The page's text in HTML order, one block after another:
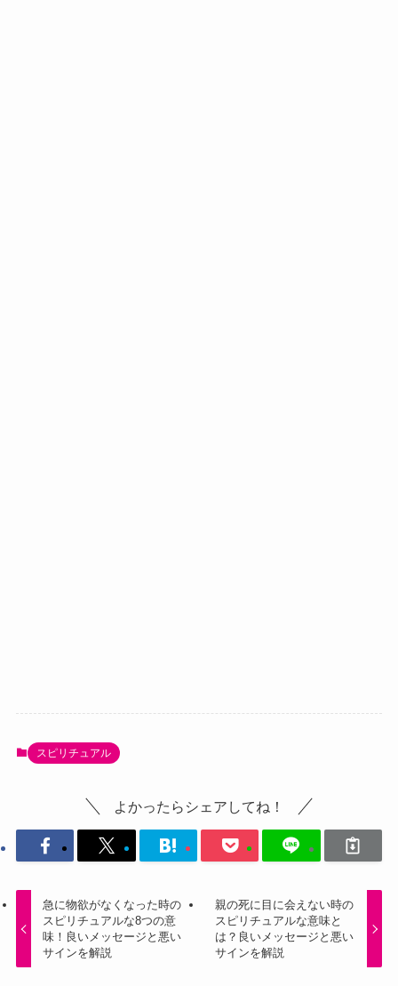
スピリチュアル
よかったらシェアしてね！
急に物欲がなくなった時の
スピリチュアルな8つの意
味！良いメッセージと悪い
サインを解説
親の死に目に会えない時の
スピリチュアルな意味と
は？良いメッセージと悪い
サインを解説